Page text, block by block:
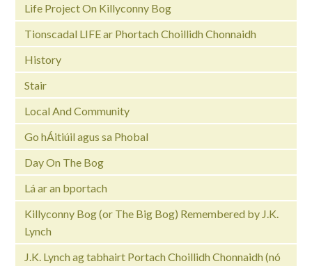
Life Project On Killyconny Bog
Tionscadal LIFE ar Phortach Choillidh Chonnaidh
History
Stair
Local And Community
Go hÁitiúil agus sa Phobal
Day On The Bog
Lá ar an bportach
Killyconny Bog (or The Big Bog) Remembered by J.K.
Lynch
J.K. Lynch ag tabhairt Portach Choillidh Chonnaidh (nó